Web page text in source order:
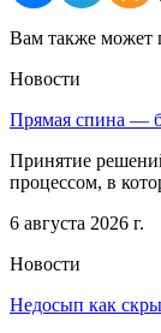
Вам также может
Новости
Прямая спина —
Принятие
процессом, в
6 августа 2026 г.
Новости
Недосып как